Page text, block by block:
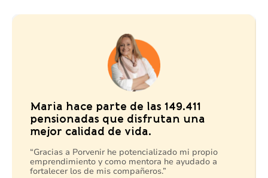
Maria hace parte de las 149.411
pensionadas que disfrutan una
mejor calidad de vida.
“Gracias a Porvenir he potencializado mi propio
emprendimiento y como mentora he ayudado a
fortalecer los de mis compañeros.”